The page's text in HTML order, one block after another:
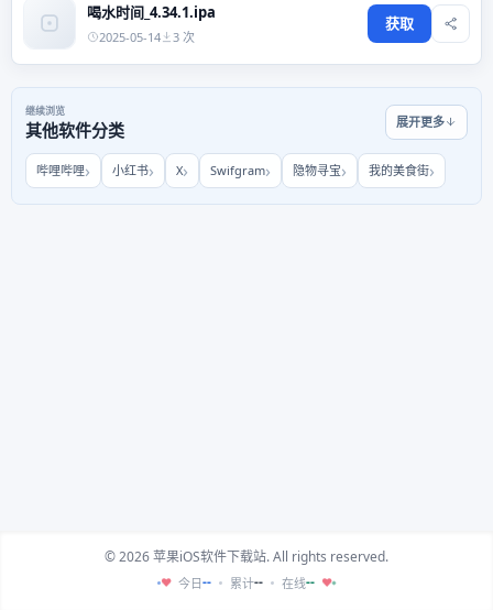
喝水时间_4.34.1.ipa
2025-05-14 3 次
获取
继续浏览
其他软件分类 展开更多
哔哩哔哩 小红书 X Swifgram 隐物寻宝 我的美食街
© 2026 苹果iOS软件下载站. All rights reserved.
♥ 今日-- 累计-- 在线-- ♥